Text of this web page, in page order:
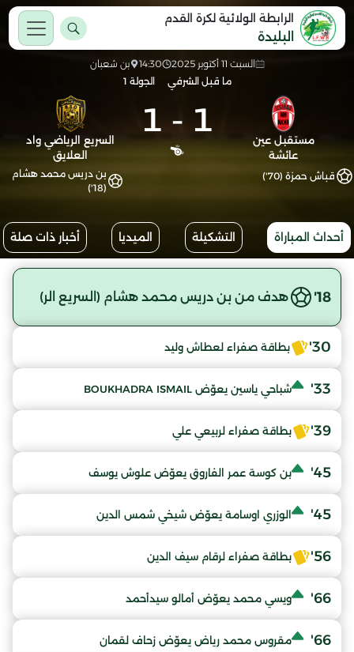
الرابطة الولائية لكرة القدم
البليدة
السبت 11 أكتوبر 2025 14:30
بن شعبان
ما قبل الشرفي
الجولة 1
مستقبل عين
عائشة
1
-
1
السريع الرياضي واد
العلايق
قباش حمزة (70')
بن دريس محمد هشام
(18')
أحداث المباراة التشكيلة الميديا أخبار ذات صلة
18' هدف من بن دريس محمد هشام (السريع الر)
30' بطاقة صفراء لعطاش وليد
33' شباحي ياسين يعوّض BOUKHADRA ISMAIL
39' بطاقة صفراء لربيعي علي
45' بن كوسة عمر الفاروق يعوّض علوش يوسف
45' الوزري اوسامة يعوّض شيخي شمس الدين
56' بطاقة صفراء لرقام سيف الدين
66' ويسي محمد يعوّض أمالو سيدأحمد
66' مقروس محمد رياض يعوّض زحاف لقمان